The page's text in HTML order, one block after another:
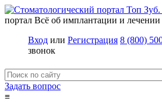
портал Всё об имплантации и лечении
Вход или Регистрация 8 (800)
звонок
Задать вопрос
≡